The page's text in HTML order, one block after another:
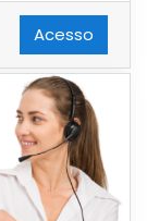
Acesso